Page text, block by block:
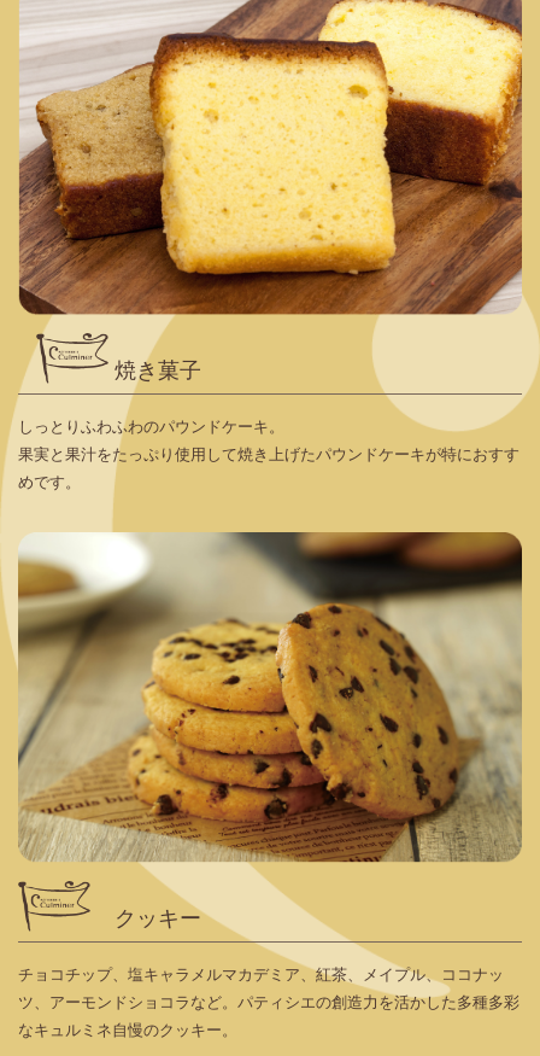
焼き菓子
しっとりふわふわのパウンドケーキ。
果実と果汁をたっぷり使用して焼き上げたパウンドケーキが特におすす
めです。
クッキー
チョコチップ、塩キャラメルマカデミア、紅茶、メイプル、ココナッ
ツ、アーモンドショコラなど。パティシエの創造力を活かした多種多彩
なキュルミネ自慢のクッキー。